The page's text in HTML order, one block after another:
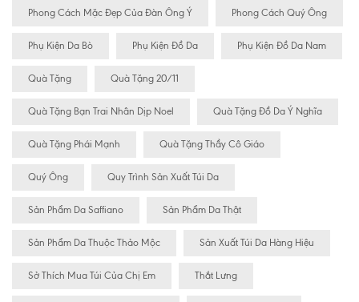
Phong Cách Mặc Đẹp Của Đàn Ông Ý Phong Cách Quý Ông
Phụ Kiện Da Bò Phụ Kiện Đồ Da Phụ Kiện Đồ Da Nam
Quà Tặng Quà Tặng 20/11
Quà Tặng Bạn Trai Nhân Dịp Noel Quà Tặng Đồ Da Ý Nghĩa
Quà Tặng Phái Mạnh Quà Tặng Thầy Cô Giáo
Quý Ông Quy Trình Sản Xuất Túi Da
Sản Phẩm Da Saffiano Sản Phẩm Da Thật
Sản Phẩm Da Thuộc Thảo Mộc Sản Xuất Túi Da Hàng Hiệu
Sở Thích Mua Túi Của Chị Em Thắt Lưng